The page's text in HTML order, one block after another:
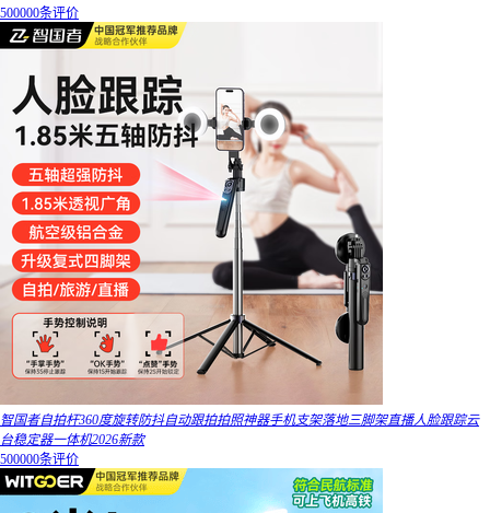
500000条评价
智国者自拍杆360度旋转防抖自动跟拍拍照神器手机支架落地三脚架直播人脸跟踪云
台稳定器一体机2026新款
500000条评价